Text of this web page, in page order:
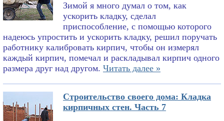
Зимой я много думал о том, как
ускорить кладку, сделал
приспособление, с помощью которого
надеюсь упростить и ускорить кладку, решил поручать
работнику калибровать кирпич, чтобы он измерял
каждый кирпич, помечал и раскладывал кирпич одного
размера друг над другом. Читать далее »
Строительство своего дома: Кладка
кирпичных стен. Часть 7